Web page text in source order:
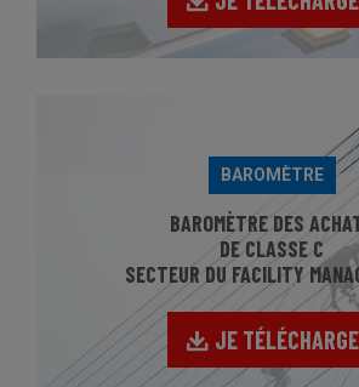
BAROMÈTRE
BAROMÈTRE DES
DE CLASSE C
SECTEUR DU FACILITY
JE TÉLÉCHARGE